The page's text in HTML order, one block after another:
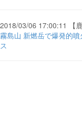
2018/03/06 17:00:11 【
霧島山 新燃岳で爆発的
ス